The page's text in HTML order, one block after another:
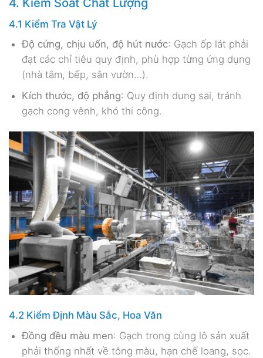
4.1 Kiểm Tra Vật Lý
Độ cứng, chịu uốn, độ hút nước: Gạch ốp lát phải
đạt các chỉ tiêu quy định, phù hợp từng ứng dụng
(nhà tắm, bếp, sân vườn…).
Kích thước, độ phẳng: Quy định dung sai, tránh
gạch cong vênh, khó thi công.
4.2 Kiểm Định Màu Sắc, Hoa Văn
Đồng đều màu men: Gạch trong cùng lô sản xuất
phải thống nhất về tông màu, hạn chế loang, sọc.